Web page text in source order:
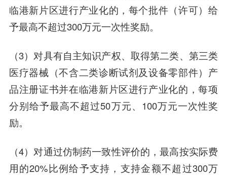
临港新片区进行产业化的，每个批件（许可）给
予最高不超过300万元一次性奖励。
（3）对具有自主知识产权、取得第二类、第三类
医疗器械（不含二类诊断试剂及设备零部件）产
品注册证书并在临港新片区进行产业化的，每项
分别给予最高不超过50万元、100万元一次性奖
励。
（4）对通过仿制药一致性评价的，最高按实际费
用的20%比例给予支持，支持金额不超过300万